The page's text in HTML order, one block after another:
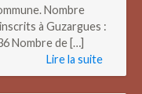
Nombre
à Guzargues :
Nombre de […]
Lire la suite